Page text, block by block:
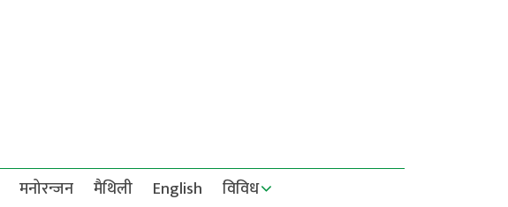
मनोरन्जन मैथिली English विविध